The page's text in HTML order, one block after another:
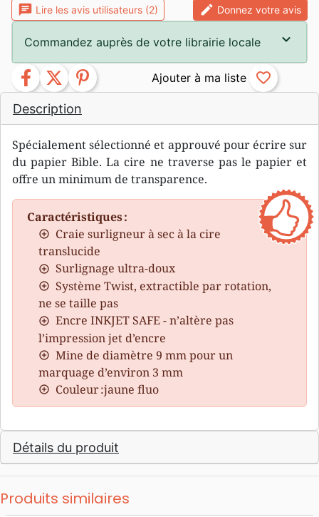
Description
Spécialement sélectionné et approuvé pour écrire sur
du papier Bible. La cire ne traverse pas le papier et
offre un minimum de transparence.
Caractéristiques :
Craie surligneur à sec à la cire
translucide
Surlignage ultra-doux
Système Twist, extractible par rotation,
ne se taille pas
Encre INKJET SAFE - n’altère pas
l’impression jet d’encre
Mine de diamètre 9 mm pour un
marquage d’environ 3 mm
Couleur :jaune fluo
Détails du produit
chat Lire les avis utilisateurs (2) edit Donnez votre avis
Commandez auprès de votre librairie locale
facebook twitter pinterest favorite_border
Produits similaires